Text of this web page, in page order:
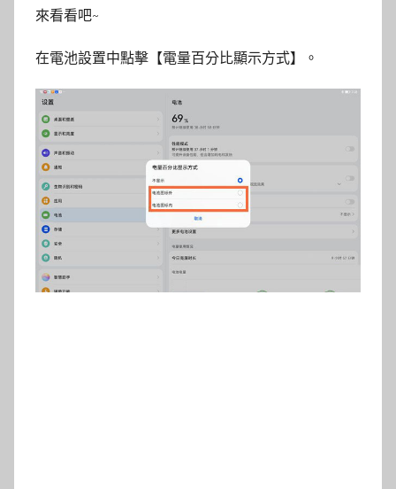
來看看吧~
在電池設置中點擊【電量百分比顯示方式】。